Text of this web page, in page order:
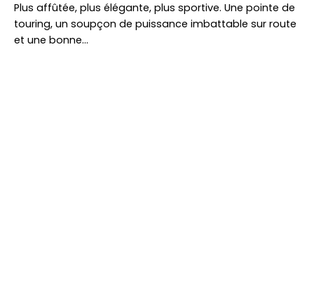
Plus affûtée, plus élégante, plus sportive. Une pointe de
touring, un soupçon de puissance imbattable sur route
et une bonne…